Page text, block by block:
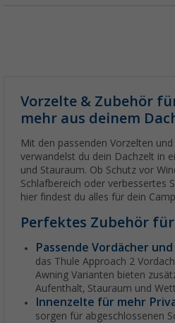
Vorzelte & Zubehör
mehr aus deinem
Mit den passenden Vorzelten
verwandelst du dein Dachzelt in
und Stauraum. Ob Schutz vor
Schlafbereich oder verbessertes
hier findest du alles für dein
Perfektes Zubehör
Passende Vordächer
das Thule Approach 2
Awning Varianten bieten
Aufenthalt, Stauraum und
Innenzelte für mehr
sorgen für abgeschlossenen